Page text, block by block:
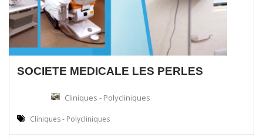
SOCIETE MEDICALE LES PERLES
Cliniques - Polycliniques
Cliniques - Polycliniques